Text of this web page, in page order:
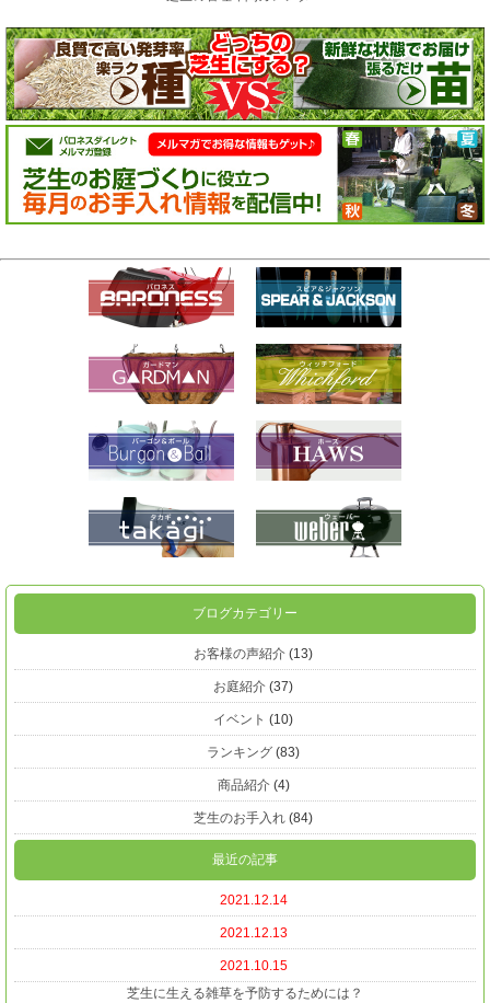
ブログカテゴリー
お客様の声紹介 (13)
お庭紹介 (37)
イベント (10)
ランキング (83)
商品紹介(4)
芝生のお手入れ (84)
最近の記事
2021.12.14
2021.12.13
2021.10.15
芝生に生える雑草を予防するためには？